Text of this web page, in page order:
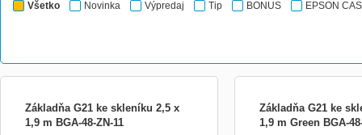
Všetko Novinka Výpredaj Tip BONUS EPSON
Základňa G21 ke skleníku 2,5 x
1,9 m BGA-48-ZN-11
Základňa G21 ke
1,9 m Green BGA-